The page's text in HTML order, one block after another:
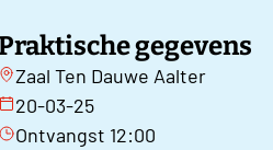
gegevens
Zaal Ten Dauwe Aalter
20-03-25
Ontvangst 12:00